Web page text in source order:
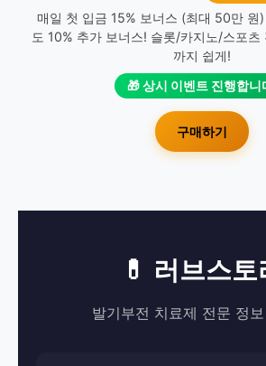
매일 첫 입금 15% 보너스 (최대 50만 원
도 10% 추가 보너스! 슬롯/카지노/스포츠
까지 쉽게!
🎁 상시 이벤트 진행합니
구매하기
💊 러브스토
발기부전 치료제 전문 정